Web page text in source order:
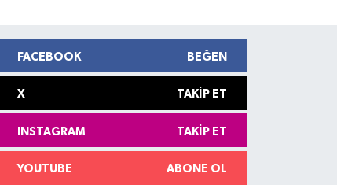
FACEBOOK BEĞEN
X TAKIP ET
INSTAGRAM TAKIP ET
YOUTUBE ABONE OL